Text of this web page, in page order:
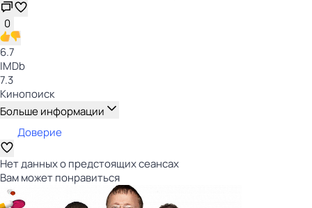
0
6.7
IMDb
7.3
Кинопоиск
Больше информации
Доверие
Нет данных о предстоящих сеансах
Вам может понравиться